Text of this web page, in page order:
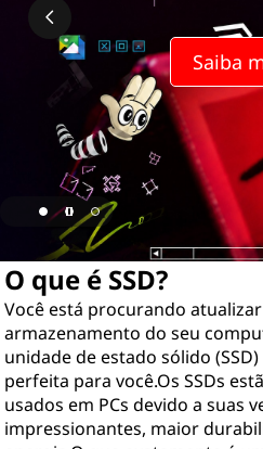
Saiba
O que é SSD?
Você está procurando
armazenamento do seu
unidade de estado sólido
perfeita para você.Os SSDs
usados em PCs devido a suas
impressionantes, maior